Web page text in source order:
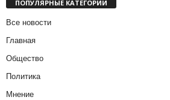
ПОПУЛЯРНЫЕ КАТЕГОРИИ
Все новости
Главная
Общество
Политика
Мнение